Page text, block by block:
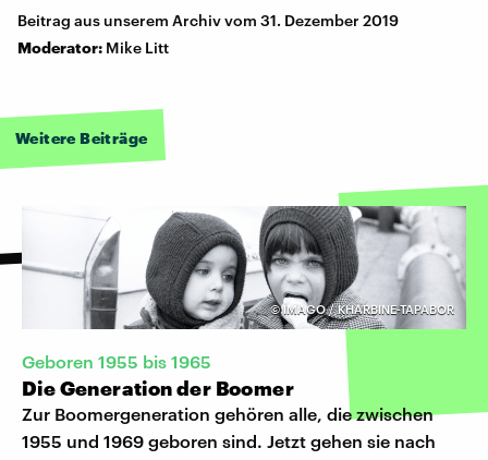
Beitrag aus unserem Archiv vom 31. Dezember 2019
Moderator: Mike Litt
Weitere Beiträge
©IMAGO / KHARBINE-TAPABOR
Geboren 1955 bis 1965
Die Generation der Boomer
Zur Boomergeneration gehören alle, die zwischen
1955 und 1969 geboren sind. Jetzt gehen sie nach